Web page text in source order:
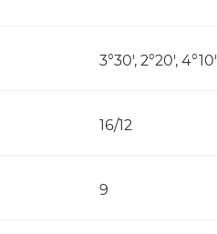
3°30', 2°20', 4°10'
16/12
9